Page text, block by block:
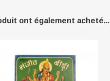
ont également acheté...